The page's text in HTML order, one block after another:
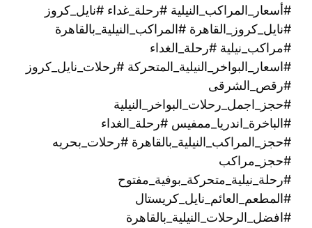
#أسعار_المراكب_النيلية #رحلة_غداء #نايل_كروز
#نايل_كروز_القاهرة #المراكب_النيلية_بالقاهرة
#مراكب_نيلية #رحلة_الغداء
#اسعار_البواخر_النيلية_المتحركة #رحلات_نايل_كروز
#رقص_الشرقى
#حجز_اجمل_رحلات_البواخر_النيلية
#الباخرة_اندريا_ممفيس #رحلة_الغداء
#حجز_المراكب_النيلية_بالقاهرة #رحلات_بحريه
#حجز_مراكب
#رحلة_نيلية_متحركة_بوفية_مفتوح
#المطعم_العائم_نايل_كريستال
#افضل_الرحلات_النيلية_بالقاهرة